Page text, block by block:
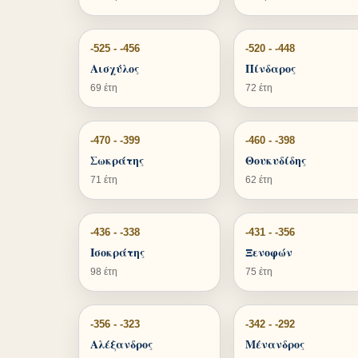
-525 - -456
Αισχύλος
69 έτη
-520 - -448
Πίνδαρος
72 έτη
-470 - -399
Σωκράτης
71 έτη
-460 - -398
Θουκυδίδης
62 έτη
-436 - -338
Ισοκράτης
98 έτη
-431 - -356
Ξενοφών
75 έτη
-356 - -323
Αλέξανδρος
-342 - -292
Μένανδρος